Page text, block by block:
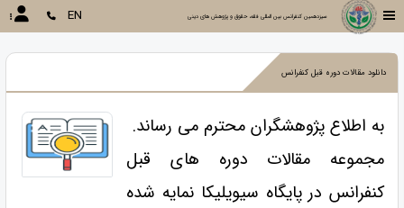
سیزدهمین کنفرانس بین المللی فقه، حقوق و پژوهش های دینی EN
دانلود مقالات دوره قبل کنفرانس
به اطلاع پژوهشگران محترم می رساند.
مجموعه مقالات دوره های قبل
کنفرانس در پایگاه سیویلیکا نمایه شده